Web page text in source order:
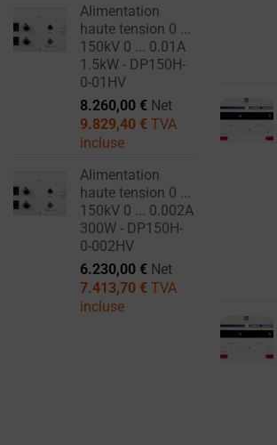
Alimentation
haute tension 0 ...
150kV 0 ... 0.01A
1.5kW - DP150H-
0-01HV
8.260,00 € Net
9.829,40 € TVA
incluse
Alimentation
haute tension 0 ...
150kV 0 ... 0.002A
300W - DP150H-
0-002HV
6.230,00 € Net
7.413,70 € TVA
incluse